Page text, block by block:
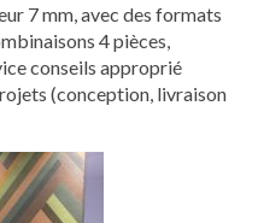
7 mm, avec des formats
4 pièces,
conseils approprié
(conception, livraison